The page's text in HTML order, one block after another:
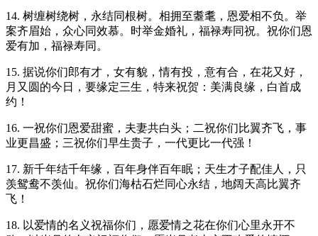
14. 树缠树绕树，永结同根树。相拥至耋耄，恩爱相不负。举
案齐眉始，众心同效慕。时举金婚礼，福禄寿同祝。祝你们恩
爱有加，福禄寿同。
15. 据说你们郎有才，女有貌，情有投，意有合，在花又好，
月又圆的今日，要缘定三生，特来祝贺：美满良缘，白首成
约！
16. 一祝你们恩爱甜蜜，夫妻共白头；二祝你们比翼齐飞，事
业更昌盛；三祝你们早生贵子，一代更比一代强！
17. 新千年结千年缘，百年身伴百年眠；天生才子配佳人，只
羡鸳鸯不羡仙。祝你们海枯石烂同心永结，地阔天高比翼齐
飞！
18. 以爱情的名义祝福你们，愿爱情之花在你们心里永开不